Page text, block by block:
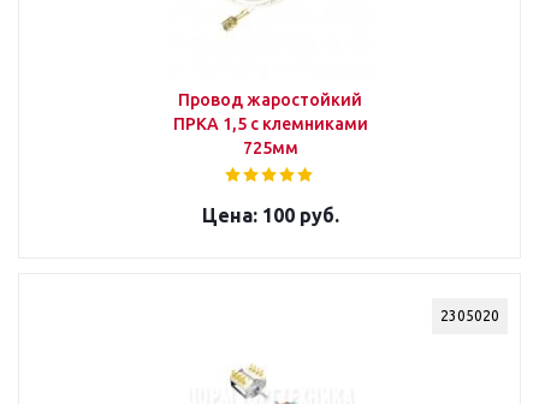
Провод жаростойкий
ПРКА 1,5 с клемниками
725мм
100 руб.
2305020